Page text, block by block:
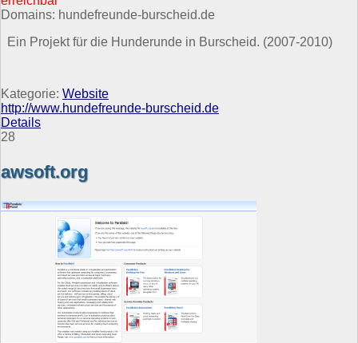
Domains: hundefreunde-burscheid.de
Ein Projekt für die Hunderunde in Burscheid. (2007-2010)
Kategorie: Website
http://www.hundefreunde-burscheid.de
Details
28
awsoft.org